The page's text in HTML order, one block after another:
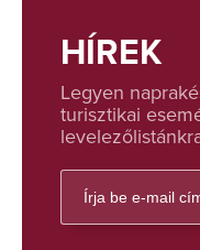
HÍREK
Legyen
turisztikai